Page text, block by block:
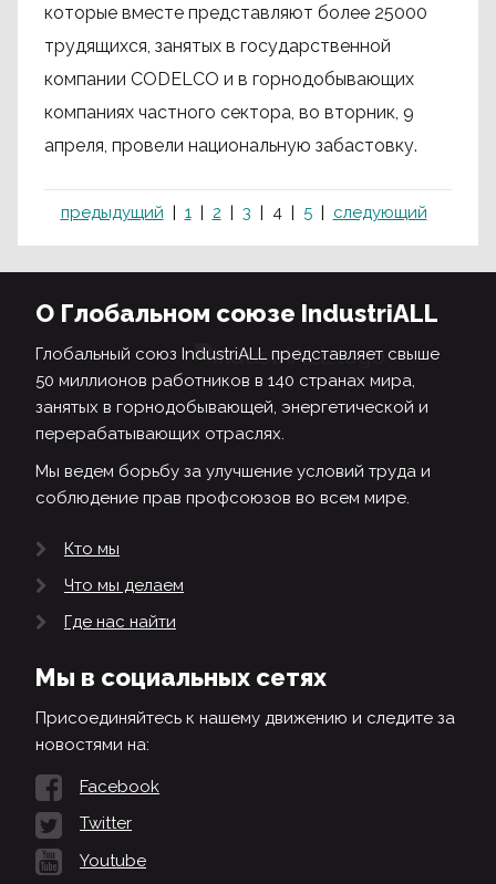
которые вместе представляют более 25000
трудящихся, занятых в государственной
компании CODELCO и в горнодобывающих
компаниях частного сектора, во вторник, 9
апреля, провели национальную забастовку.
предыдущий 1 2 3 4 5 следующий
О Глобальном союзе IndustriALL
Глобальный союз IndustriALL представляет свыше
50 миллионов работников в 140 странах мира,
занятых в горнодобывающей, энергетической и
перерабатывающих отраслях.
Мы ведем борьбу за улучшение условий труда и
соблюдение прав профсоюзов во всем мире.
Кто мы
Что мы делаем
Где нас найти
Мы в социальных сетях
Присоединяйтесь к нашему движению и следите за
новостями на:
Facebook
Twitter
Youtube